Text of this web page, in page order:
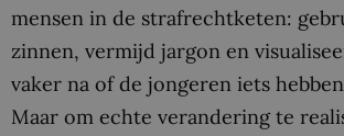
mensen in de strafrechtketen:
zinnen, vermijd jargon en
vaker na of de jongeren iets
Maar om echte verandering te